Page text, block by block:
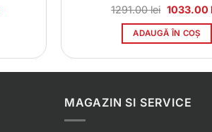
1291.00lei Prețul
a
fost:
1033.00
ADAUGĂ ÎN COȘ
MAGAZIN SI SERVICE